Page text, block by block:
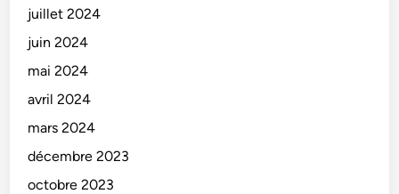
juillet 2024
juin 2024
mai 2024
avril 2024
mars 2024
décembre 2023
octobre 2023